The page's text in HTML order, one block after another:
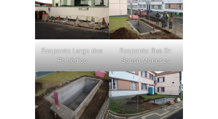
Ecoponto Largo dos
Remédios
Ecoponto Rua Dr.
Sousa Meneses